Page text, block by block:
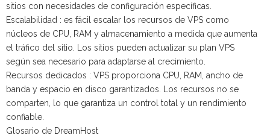
sitios con necesidades de configuración específicas.
Escalabilidad : es fácil escalar los recursos de VPS como
núcleos de CPU, RAM y almacenamiento a medida que aumenta
el tráfico del sitio. Los sitios pueden actualizar su plan VPS
según sea necesario para adaptarse al crecimiento.
Recursos dedicados : VPS proporciona CPU, RAM, ancho de
banda y espacio en disco garantizados. Los recursos no se
comparten, lo que garantiza un control total y un rendimiento
confiable.
Glosario de DreamHost